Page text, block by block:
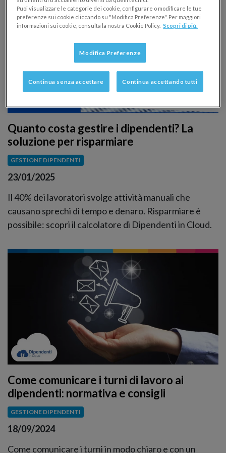
Quanto costa gestire i dipendenti? La
soluzione per risparmiare
GESTIONE DIPENDENTI
23/01/2025
Il 40% dei lavoratori svolge attività manuali che
causano sprechi di tempo e denaro. Risparmiare è
possibile: scopri il calcolatore di Dipendenti in Cloud.
Come comunicare i turni di lavoro ai
dipendenti: normativa e consigli
GESTIONE DIPENDENTI
18/09/2024
Come comunicare i turni in modo chiaro e con un
Puoi visualizzare le categorie dei cookie, configurare o modificare le tue
preferenze sui cookie cliccando su "Modifica Preferenze". Per maggiori
informazioni sui cookie, consulta la nostra Cookie Policy. Scopri di più.
Modifica Preferenze
Continua senza accettare Continua accettando tutti